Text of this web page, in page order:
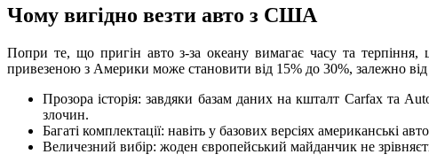
Чому вигідно везти авто з США
Попри те, що пригін авто з-за океану вимагає часу та
привезеною з Америки може становити від 15% до 30%, залежно від
Прозора історія: завдяки базам даних на кшталт Carfax та
злочин.
Багаті комплектації: навіть у базових версіях американські
Величезний вибір: жоден європейський майданчик не